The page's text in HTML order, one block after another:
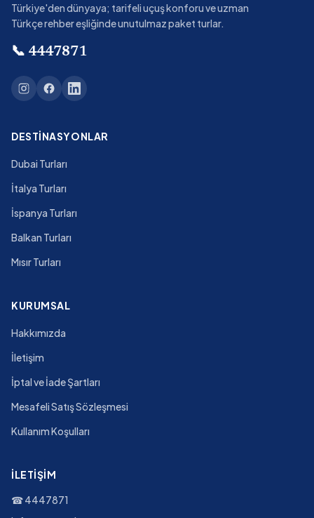
Türkiye'den dünyaya; tarifeli uçuş konforu ve uzman
Türkçe rehber eşliğinde unutulmaz paket turlar.
📞 4447871
DESTINASYONLAR
Dubai Turları
İtalya Turları
İspanya Turları
Balkan Turları
Mısır Turları
KURUMSAL
Hakkımızda
İletişim
İptal ve İade Şartları
Mesafeli Satış Sözleşmesi
Kullanım Koşulları
İLETIŞIM
☎4447871